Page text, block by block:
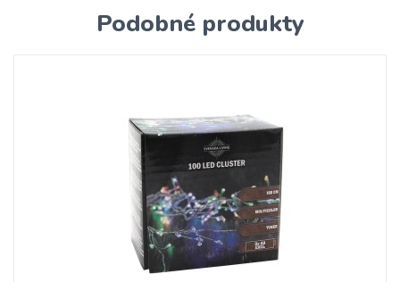
Podobné produkty